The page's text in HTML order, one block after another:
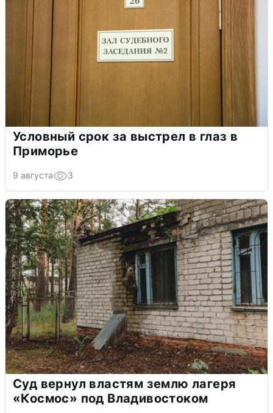
Условный срок за выстрел в глаз в
Приморье
9 августа 3
Суд вернул властям землю лагеря
«Космос» под Владивостоком